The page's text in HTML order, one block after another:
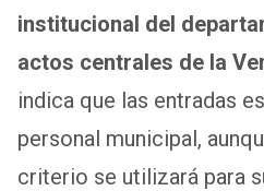
institucional del
actos centrales de la
indica que las entradas
personal municipal,
criterio se utilizará para